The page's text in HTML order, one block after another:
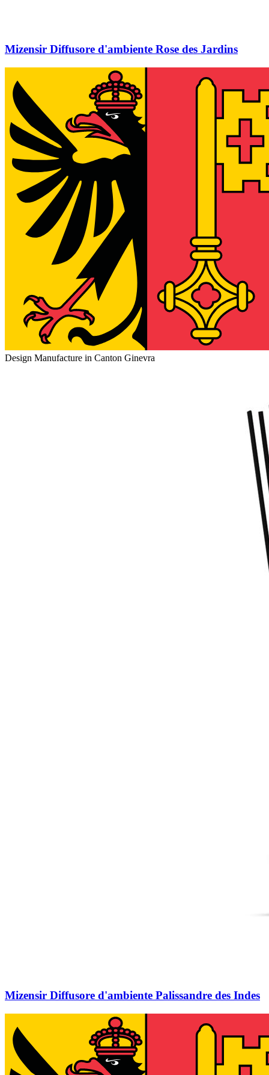
Mizensir Diffusore d'ambiente Rose des Jardins
Design Manufacture in Canton Ginevra
Mizensir Diffusore d'ambiente Palissandre des Indes